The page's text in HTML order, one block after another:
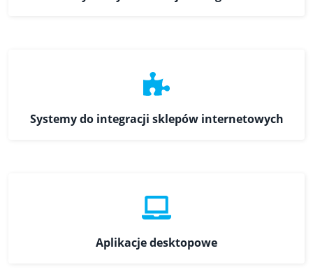
Systemy do integracji sklepów internetowych
Aplikacje desktopowe